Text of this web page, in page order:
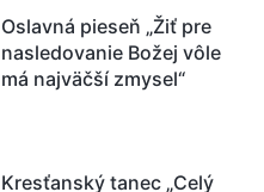
Oslavná pieseň „Žiť pre
nasledovanie Božej vôle
má najväčší zmysel“
Kresťanský tanec „Celý